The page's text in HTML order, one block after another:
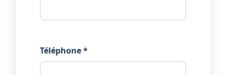
Téléphone *